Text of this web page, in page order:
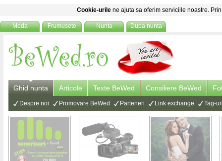
Cookie-urile ne ajuta sa oferim serviciile noastre.
Moda Frumusete Nunta Dupa nunta
Ghid nunta Articole Texte BeWed Consiliere BeWed
Despre noi Promovare BeWed Parteneri Link exchange Tag-